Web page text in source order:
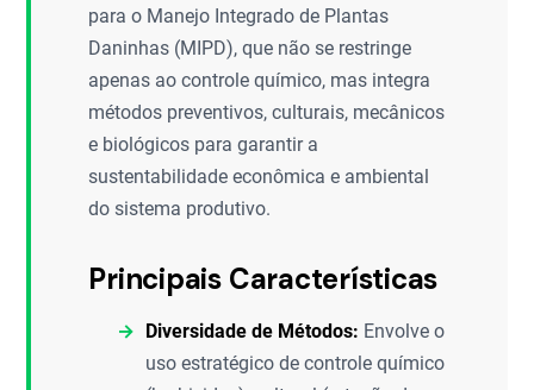
para o Manejo Integrado de Plantas
Daninhas (MIPD), que não se restringe
apenas ao controle químico, mas integra
métodos preventivos, culturais, mecânicos
e biológicos para garantir a
sustentabilidade econômica e ambiental
do sistema produtivo.
Principais Características
Diversidade de Métodos: Envolve o
uso estratégico de controle químico